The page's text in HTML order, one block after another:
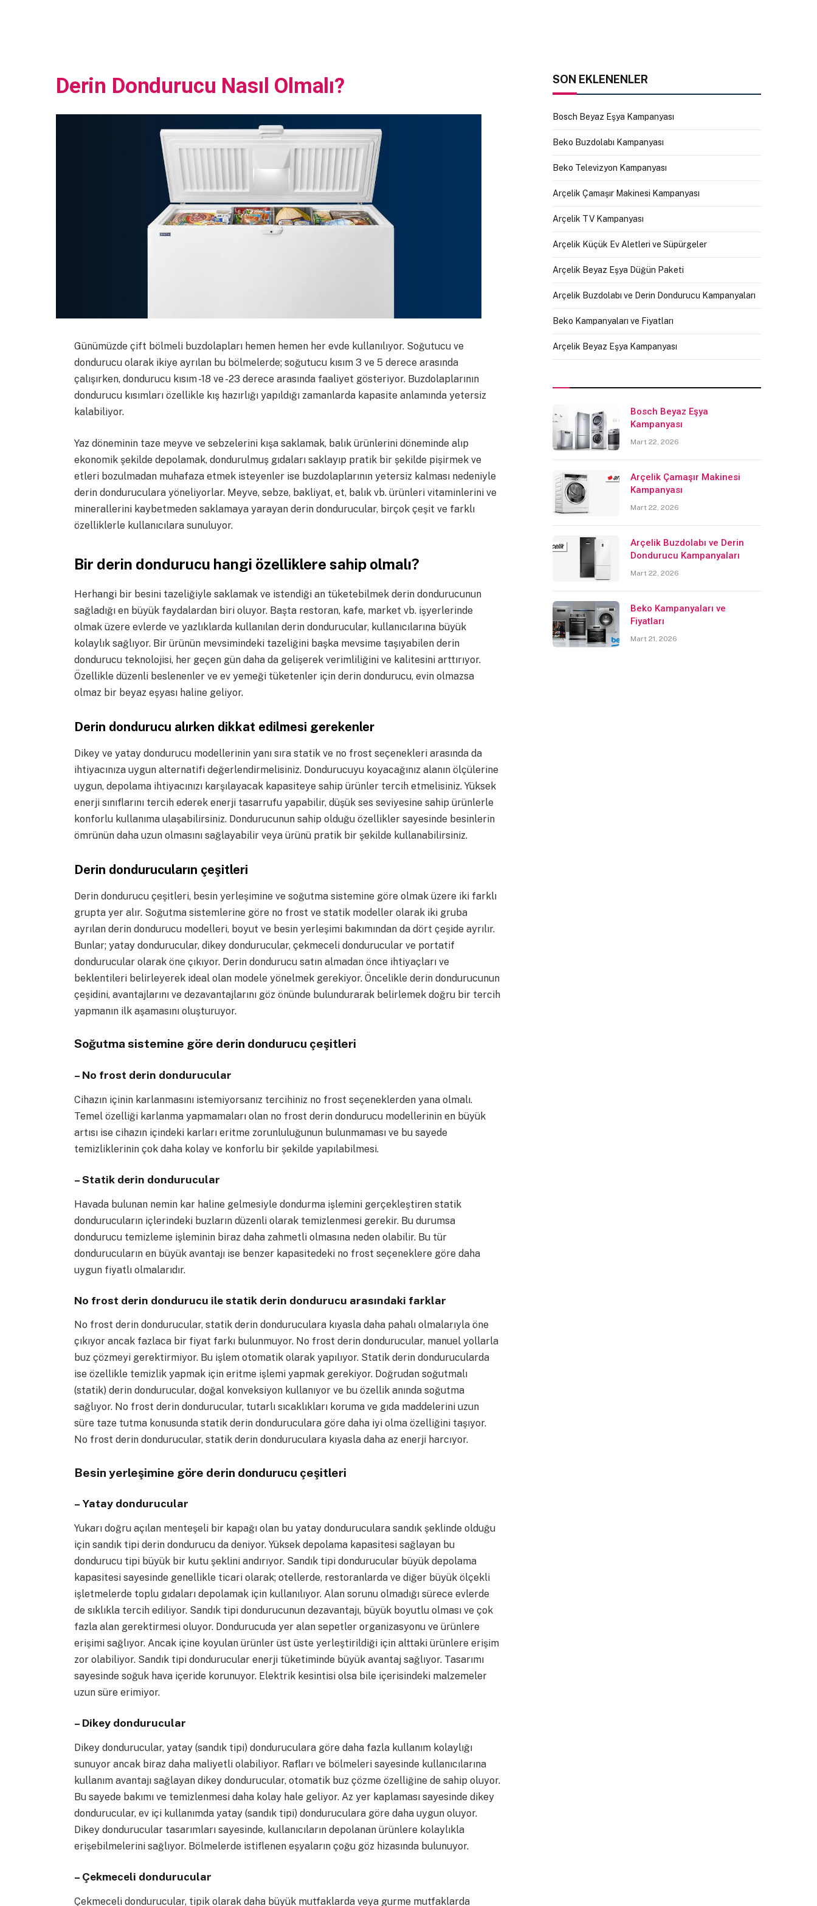
Derin Dondurucu Nasıl Olmalı?
Günümüzde çift bölmeli buzdolapları hemen hemen her evde kullanılıyor. Soğutucu ve
dondurucu olarak ikiye ayrılan bu bölmelerde; soğutucu kısım 3 ve 5 derece arasında
çalışırken, dondurucu kısım -18 ve -23 derece arasında faaliyet gösteriyor. Buzdolaplarının
dondurucu kısımları özellikle kış hazırlığı yapıldığı zamanlarda kapasite anlamında yetersiz
kalabiliyor.
Yaz döneminin taze meyve ve sebzelerini kışa saklamak, balık ürünlerini döneminde alıp
ekonomik şekilde depolamak, dondurulmuş gıdaları saklayıp pratik bir şekilde pişirmek ve
etleri bozulmadan muhafaza etmek isteyenler ise buzdolaplarının yetersiz kalması nedeniyle
derin donduruculara yöneliyorlar. Meyve, sebze, bakliyat, et, balık vb. ürünleri vitaminlerini ve
minerallerini kaybetmeden saklamaya yarayan derin dondurucular, birçok çeşit ve farklı
özelliklerle kullanıcılara sunuluyor.
Bir derin dondurucu hangi özelliklere sahip olmalı?
Herhangi bir besini tazeliğiyle saklamak ve istendiği an tüketebilmek derin dondurucunun
sağladığı en büyük faydalardan biri oluyor. Başta restoran, kafe, market vb. işyerlerinde
olmak üzere evlerde ve yazlıklarda kullanılan derin dondurucular, kullanıcılarına büyük
kolaylık sağlıyor. Bir ürünün mevsimindeki tazeliğini başka mevsime taşıyabilen derin
dondurucu teknolojisi, her geçen gün daha da gelişerek verimliliğini ve kalitesini arttırıyor.
Özellikle düzenli beslenenler ve ev yemeği tüketenler için derin dondurucu, evin olmazsa
olmaz bir beyaz eşyası haline geliyor.
Derin dondurucu alırken dikkat edilmesi gerekenler
Dikey ve yatay dondurucu modellerinin yanı sıra statik ve no frost seçenekleri arasında da
ihtiyacınıza uygun alternatifi değerlendirmelisiniz. Dondurucuyu koyacağınız alanın ölçülerine
uygun, depolama ihtiyacınızı karşılayacak kapasiteye sahip ürünler tercih etmelisiniz. Yüksek
enerji sınıflarını tercih ederek enerji tasarrufu yapabilir, düşük ses seviyesine sahip ürünlerle
konforlu kullanıma ulaşabilirsiniz. Dondurucunun sahip olduğu özellikler sayesinde besinlerin
ömrünün daha uzun olmasını sağlayabilir veya ürünü pratik bir şekilde kullanabilirsiniz.
Derin dondurucuların çeşitleri
Derin dondurucu çeşitleri, besin yerleşimine ve soğutma sistemine göre olmak üzere iki farklı
grupta yer alır. Soğutma sistemlerine göre no frost ve statik modeller olarak iki gruba
ayrılan derin dondurucu modelleri, boyut ve besin yerleşimi bakımından da dört çeşide ayrılır.
Bunlar; yatay dondurucular, dikey dondurucular, çekmeceli dondurucular ve portatif
dondurucular olarak öne çıkıyor. Derin dondurucu satın almadan önce ihtiyaçları ve
beklentileri belirleyerek ideal olan modele yönelmek gerekiyor. Öncelikle derin dondurucunun
çeşidini, avantajlarını ve dezavantajlarını göz önünde bulundurarak belirlemek doğru bir tercih
yapmanın ilk aşamasını oluşturuyor.
Soğutma sistemine göre derin dondurucu çeşitleri
– No frost derin dondurucular
Cihazın içinin karlanmasını istemiyorsanız tercihiniz no frost seçeneklerden yana olmalı.
Temel özelliği karlanma yapmamaları olan no frost derin dondurucu modellerinin en büyük
artısı ise cihazın içindeki karları eritme zorunluluğunun bulunmaması ve bu sayede
temizliklerinin çok daha kolay ve konforlu bir şekilde yapılabilmesi.
– Statik derin dondurucular
Havada bulunan nemin kar haline gelmesiyle dondurma işlemini gerçekleştiren statik
dondurucuların içlerindeki buzların düzenli olarak temizlenmesi gerekir. Bu durumsa
dondurucu temizleme işleminin biraz daha zahmetli olmasına neden olabilir. Bu tür
dondurucuların en büyük avantajı ise benzer kapasitedeki no frost seçeneklere göre daha
uygun fiyatlı olmalarıdır.
No frost derin dondurucu ile statik derin dondurucu arasındaki farklar
No frost derin dondurucular, statik derin donduruculara kıyasla daha pahalı olmalarıyla öne
çıkıyor ancak fazlaca bir fiyat farkı bulunmuyor. No frost derin dondurucular, manuel yollarla
buz çözmeyi gerektirmiyor. Bu işlem otomatik olarak yapılıyor. Statik derin dondurucularda
ise özellikle temizlik yapmak için eritme işlemi yapmak gerekiyor. Doğrudan soğutmalı
(statik) derin dondurucular, doğal konveksiyon kullanıyor ve bu özellik anında soğutma
sağlıyor. No frost derin dondurucular, tutarlı sıcaklıkları koruma ve gıda maddelerini uzun
süre taze tutma konusunda statik derin donduruculara göre daha iyi olma özelliğini taşıyor.
No frost derin dondurucular, statik derin donduruculara kıyasla daha az enerji harcıyor.
Besin yerleşimine göre derin dondurucu çeşitleri
– Yatay dondurucular
Yukarı doğru açılan menteşeli bir kapağı olan bu yatay donduruculara sandık şeklinde olduğu
için sandık tipi derin dondurucu da deniyor. Yüksek depolama kapasitesi sağlayan bu
dondurucu tipi büyük bir kutu şeklini andırıyor. Sandık tipi dondurucular büyük depolama
kapasitesi sayesinde genellikle ticari olarak; otellerde, restoranlarda ve diğer büyük ölçekli
işletmelerde toplu gıdaları depolamak için kullanılıyor. Alan sorunu olmadığı sürece evlerde
de sıklıkla tercih ediliyor. Sandık tipi dondurucunun dezavantajı, büyük boyutlu olması ve çok
fazla alan gerektirmesi oluyor. Dondurucuda yer alan sepetler organizasyonu ve ürünlere
erişimi sağlıyor. Ancak içine koyulan ürünler üst üste yerleştirildiği için alttaki ürünlere erişim
zor olabiliyor. Sandık tipi dondurucular enerji tüketiminde büyük avantaj sağlıyor. Tasarımı
sayesinde soğuk hava içeride korunuyor. Elektrik kesintisi olsa bile içerisindeki malzemeler
uzun süre erimiyor.
– Dikey dondurucular
Dikey dondurucular, yatay (sandık tipi) donduruculara göre daha fazla kullanım kolaylığı
sunuyor ancak biraz daha maliyetli olabiliyor. Rafları ve bölmeleri sayesinde kullanıcılarına
kullanım avantajı sağlayan dikey dondurucular, otomatik buz çözme özelliğine de sahip oluyor.
Bu sayede bakımı ve temizlenmesi daha kolay hale geliyor. Az yer kaplaması sayesinde dikey
dondurucular, ev içi kullanımda yatay (sandık tipi) donduruculara göre daha uygun oluyor.
Dikey dondurucular tasarımları sayesinde, kullanıcıların depolanan ürünlere kolaylıkla
erişebilmelerini sağlıyor. Bölmelerde istiflenen eşyaların çoğu göz hizasında bulunuyor.
– Çekmeceli dondurucular
Çekmeceli dondurucular, tipik olarak daha büyük mutfaklarda veya gurme mutfaklarda
SON EKLENENLER
Bosch Beyaz Eşya Kampanyası
Beko Buzdolabı Kampanyası
Beko Televizyon Kampanyası
Arçelik Çamaşır Makinesi Kampanyası
Arçelik TV Kampanyası
Arçelik Küçük Ev Aletleri ve Süpürgeler
Arçelik Beyaz Eşya Düğün Paketi
Arçelik Buzdolabı ve Derin Dondurucu Kampanyaları
Beko Kampanyaları ve Fiyatları
Arçelik Beyaz Eşya Kampanyası
Bosch Beyaz Eşya
Kampanyası
Mart 22, 2026
Arçelik Çamaşır Makinesi
Kampanyası
Mart 22, 2026
Arçelik Buzdolabı ve Derin
Dondurucu Kampanyaları
Mart 22, 2026
Beko Kampanyaları ve
Fiyatları
Mart 21, 2026